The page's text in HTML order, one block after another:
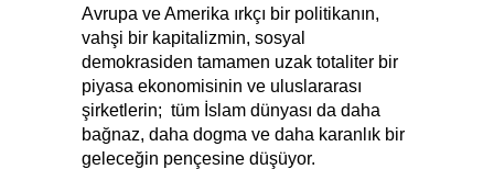
Avrupa ve Amerika ırkçı bir politikanın,
vahşi bir kapitalizmin, sosyal
demokrasiden tamamen uzak totaliter bir
piyasa ekonomisinin ve uluslararası
şirketlerin; tüm İslam dünyası da daha
bağnaz, daha dogma ve daha karanlık bir
geleceğin pençesine düşüyor.